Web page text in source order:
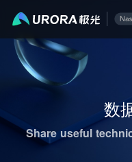
数
Share useful